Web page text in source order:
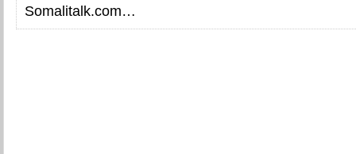
Somalitalk.com…